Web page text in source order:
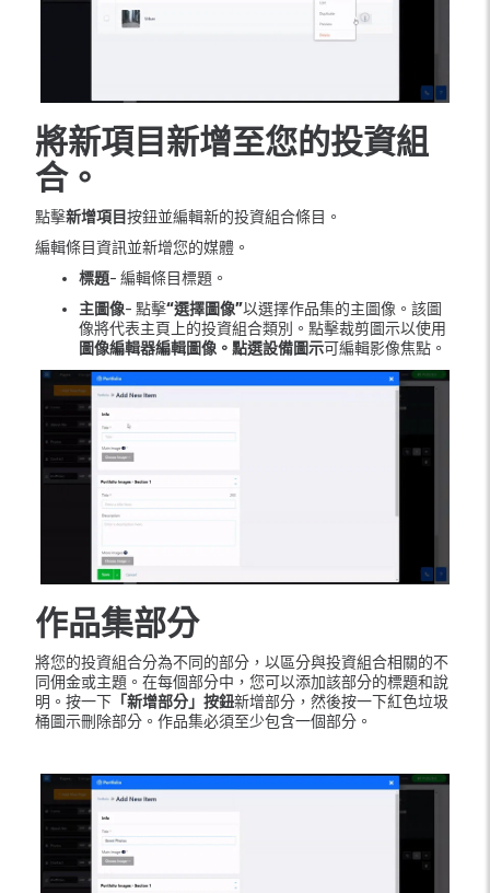
將新項目新增至您的投資組
合。
點擊新增項目按鈕並編輯新的投資組合條目。
編輯條目資訊並新增您的媒體。
標題- 編輯條目標題。
主圖像- 點擊“選擇圖像”以選擇作品集的主圖像。該圖
像將代表主頁上的投資組合類別。點擊裁剪圖示以使用
圖像編輯器編輯圖像。點選設備圖示可編輯影像焦點。
作品集部分
將您的投資組合分為不同的部分，以區分與投資組合相關的不
同佣金或主題。在每個部分中，您可以添加該部分的標題和說
明。按一下 「新增部分」按鈕新增部分，然後按一下紅色垃圾
桶圖示刪除部分。作品集必須至少包含一個部分。